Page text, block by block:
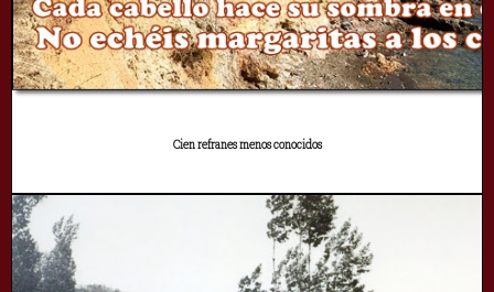
Cien refranes menos conocidos